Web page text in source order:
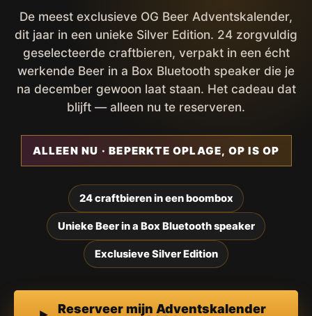
De meest exclusieve OG Beer Adventskalender,
dit jaar in een unieke Silver Edition. 24 zorgvuldig
geselecteerde craftbieren, verpakt in een écht
werkende Beer in a Box Bluetooth speaker die je
na december gewoon laat staan. Het cadeau dat
blijft — alleen nu te reserveren.
ALLEEN NU · BEPERKTE OPLAGE, OP IS OP
24 craftbieren in een boombox
Unieke Beer in a Box Bluetooth speaker
Exclusieve Silver Edition
Reserveer mijn Adventskalender